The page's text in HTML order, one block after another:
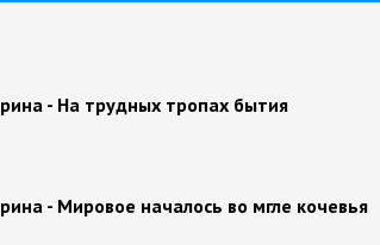
- На трудных тропах бытия
- Мировое началось во мгле кочевья